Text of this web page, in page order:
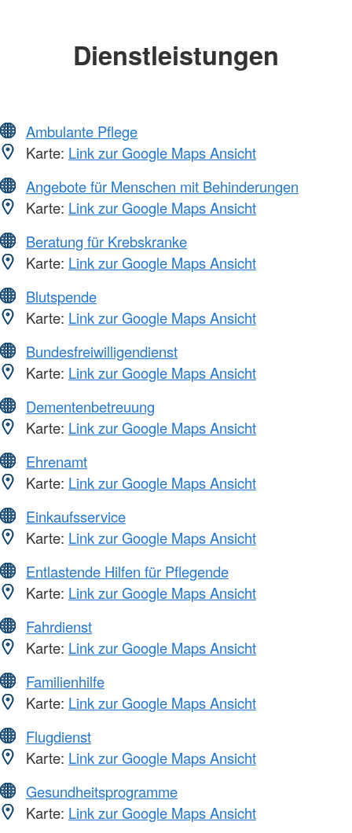
Dienstleistungen
Ambulante Pflege
Karte: Link zur Google Maps Ansicht
Angebote für Menschen mit Behinderungen
Karte: Link zur Google Maps Ansicht
Beratung für Krebskranke
Karte: Link zur Google Maps Ansicht
Blutspende
Karte: Link zur Google Maps Ansicht
Bundesfreiwilligendienst
Karte: Link zur Google Maps Ansicht
Dementenbetreuung
Karte: Link zur Google Maps Ansicht
Ehrenamt
Karte: Link zur Google Maps Ansicht
Einkaufsservice
Karte: Link zur Google Maps Ansicht
Entlastende Hilfen für Pflegende
Karte: Link zur Google Maps Ansicht
Fahrdienst
Karte: Link zur Google Maps Ansicht
Familienhilfe
Karte: Link zur Google Maps Ansicht
Flugdienst
Karte: Link zur Google Maps Ansicht
Gesundheitsprogramme
Karte: Link zur Google Maps Ansicht